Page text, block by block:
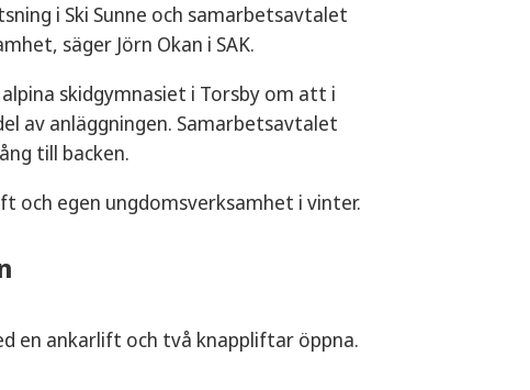
i Ski Sunne och samarbetsavtalet
säger Jörn Okan i SAK.
skidgymnasiet i Torsby om att i
av anläggningen. Samarbetsavtalet
till backen.
och egen ungdomsverksamhet i vinter.
en ankarlift och två knappliftar öppna.